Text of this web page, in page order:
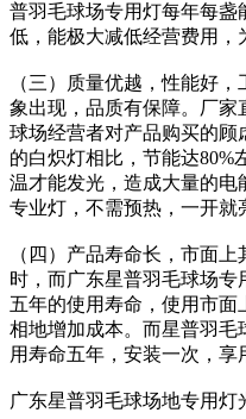
普羽毛球场专用灯每年每盏
低，能极大减低经营费用，
（三）质量优越，性能好
象出现，品质有保障。厂
球场经营者对产品购买的顾
的白炽灯相比，节能达80%
温才能发光，造成大量的电
专业灯，不需预热，一开就
（四）产品寿命长，市面
时，而广东星普羽毛球场专
五年的使用寿命，使用市
相地增加成本。而星普羽毛
用寿命五年，安装一次，享
广东星普羽毛球场地专用灯